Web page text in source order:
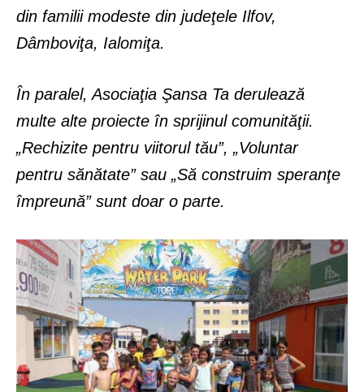
din familii modeste din judeţele Ilfov,
Dâmboviţa, Ialomiţa.
În paralel, Asociaţia Şansa Ta derulează
multe alte proiecte în sprijinul comunităţii.
„Rechizite pentru viitorul tău”, „Voluntar
pentru sănătate” sau „Să construim speranţe
împreună” sunt doar o parte.